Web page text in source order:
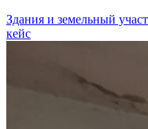
Здания и земельный
кейс